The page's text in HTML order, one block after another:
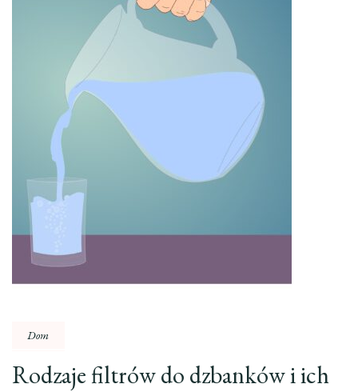
Dom
Rodzaje filtrów do dzbanków i ich